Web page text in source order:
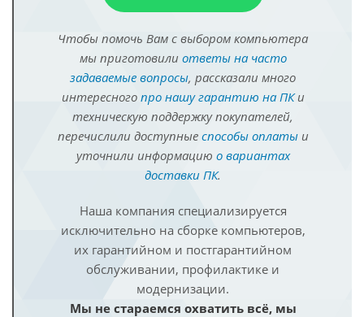
Чтобы помочь Вам с выбором компьютера
мы приготовили ответы на часто
задаваемые вопросы, рассказали много
интересного про нашу гарантию на ПКи
техническую поддержку покупателей,
перечислили доступные способы оплатыи
уточнили информацию о вариантах
доставки ПК.
Наша компания специализируется
исключительно на сборке компьютеров,
их гарантийном и постгарантийном
обслуживании, профилактике и
модернизации.
Мы не стараемся охватить всё, мы